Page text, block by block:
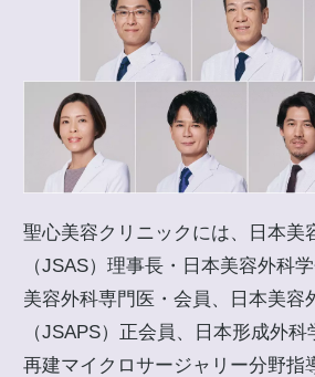
聖心美容クリニックには、日本美
（JSAS）理事長・日本美容外科
美容外科専門医・会員、日本美容
（JSAPS）正会員、日本形成外科
再建マイクロサージャリー分野指